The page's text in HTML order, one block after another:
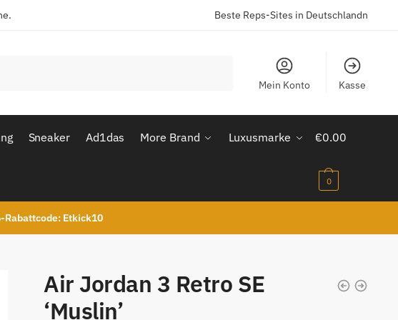
Beste Reps-Sites in Deutschlandn
Mein Konto Kasse
Sneaker Ad1das More Brand Luxusmarke €0.00
0
Rabattcode: Etkick10
Air Jordan 3 Retro SE
‘Muslin’